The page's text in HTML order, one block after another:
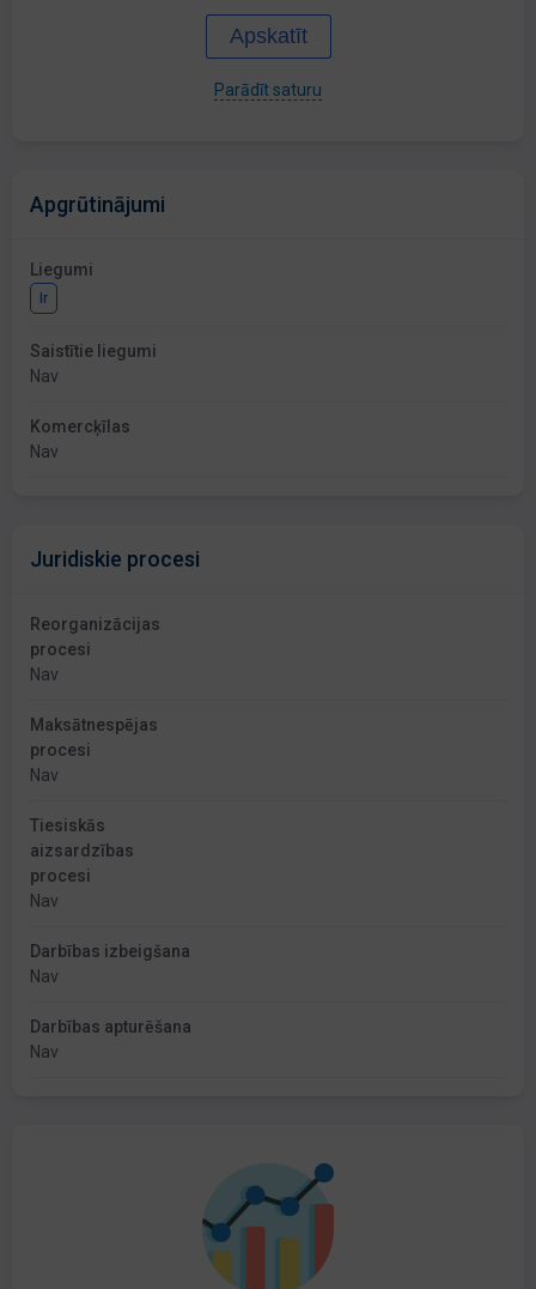
Apskatīt
Parādīt saturu
Apgrūtinājumi
Liegumi
Ir
Saistītie liegumi
Nav
Komercķīlas
Nav
Juridiskie procesi
Reorganizācijas
procesi
Nav
Maksātnespējas
procesi
Nav
Tiesiskās
aizsardzības
procesi
Nav
Darbības izbeigšana
Nav
Darbības apturēšana
Nav